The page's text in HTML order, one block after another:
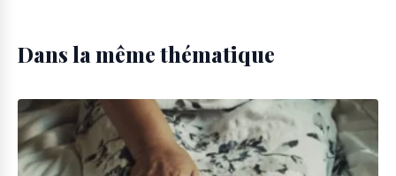
Dans la même thématique